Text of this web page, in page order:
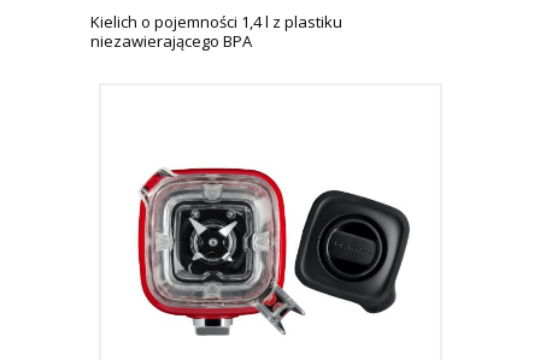
Kielich o pojemności 1,4 l z plastiku
niezawierającego BPA